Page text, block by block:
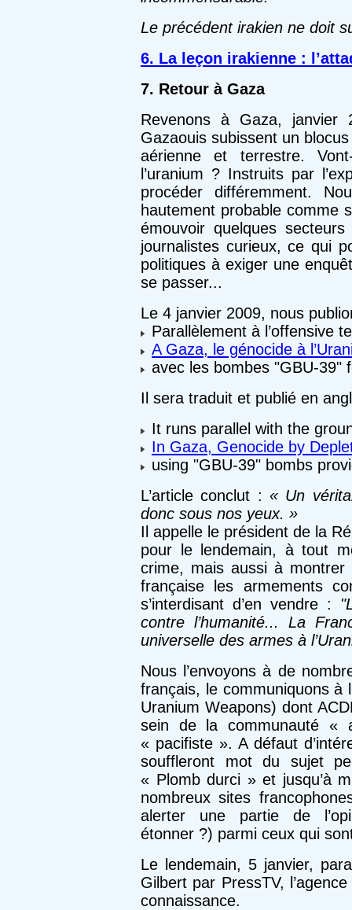
Le précédent irakien ne doit
6. La leçon irakienne :
7. Retour à Gaza
Revenons à Gaza, janvier
Gazaouis subissent un
aérienne et terrestre.
l’uranium ? Instruits par
procéder différemment.
hautement probable comme
émouvoir quelques
journalistes curieux, ce qui
politiques à exiger une
se passer...
Le 4 janvier 2009, nous
Parallèlement à l’offensive
A Gaza, le génocide à
avec les bombes "GBU-39"
Il sera traduit et publié en
It runs parallel with the
In Gaza, Genocide by
using "GBU-39" bombs
L’article conclut : « Un
donc sous nos yeux. »
Il appelle le président de la
pour le lendemain, à tout
crime, mais aussi à montrer
française les armements
s’interdisant d’en vendre :
contre l’humanité... La
universelle des armes à
Nous l’envoyons à de
français, le communiquons à
Uranium Weapons) dont
sein de la communauté «
« pacifiste ». A défaut
souffleront mot du sujet
« Plomb durci » et jusqu’à
nombreux sites
alerter une partie de
étonner ?) parmi ceux qui
Le lendemain, 5 janvier,
Gilbert par PressTV,
connaissance.